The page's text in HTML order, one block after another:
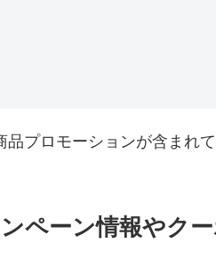
プロモーションが含まれ
ペーン情報やク